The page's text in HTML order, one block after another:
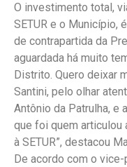
O investimento total,
SETUR e o Município,
de contrapartida da
aguardada há muito
Distrito. Quero deixar
Santini, pelo olhar
Antônio da Patrulha, e
que foi quem
à SETUR”, destacou
De acordo com o